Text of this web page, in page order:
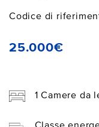
Codice di
25.000€
1 Camere da